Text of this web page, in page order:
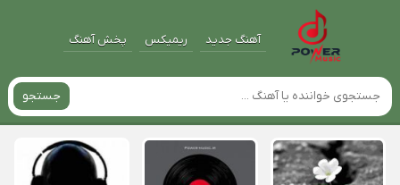
آهنگ جدید ریمیکس پخش آهنگ
جستجو